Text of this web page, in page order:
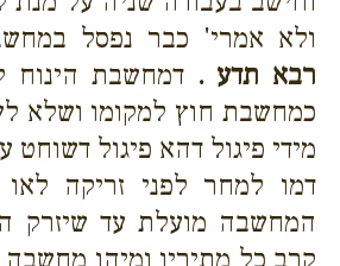
ולא אמרי' כבר נפסל
רבא תדע . דמחשבת הינוח
כמחשבת חוץ למקומו ושלא
מידי פיגול דהא פיגול
דמו למחר לפני זריקה לאו
המחשבה מועלת עד שיזרק